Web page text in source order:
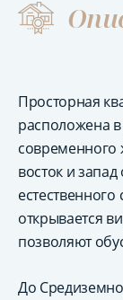
Просторная
расположена
современного
восток и
открывается
позволяют
До